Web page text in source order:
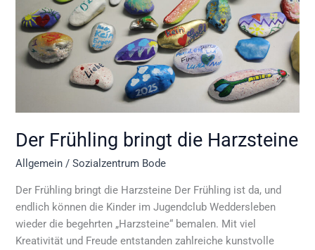
Der Frühling bringt die Harzsteine
Allgemein /Sozialzentrum Bode
Der Frühling bringt die Harzsteine Der Frühling ist da, und
endlich können die Kinder im Jugendclub Weddersleben
wieder die begehrten „Harzsteine“ bemalen. Mit viel
Kreativität und Freude entstanden zahlreiche kunstvolle